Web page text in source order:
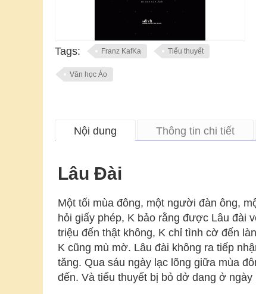
Tags: Franz KafKa Tiểu thuyết
Văn học Áo
Nội dung Thông tin chi tiết
Lâu Đài
Một tối mùa đông, một người đàn ông,
hỏi giấy phép, K bảo rằng được Lâu
triệu đến thật không, K chỉ tình cờ đến
K cũng mù mờ. Lâu đài không ra tiếp
tăng. Qua sáu ngày lạc lõng giữa mùa
đến. Và tiểu thuyết bị bỏ dở dang ở ngày